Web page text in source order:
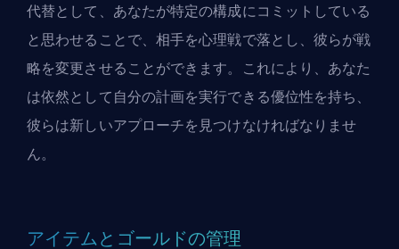
代替として、あなたが特定の構成にコミットしている
と思わせることで、相手を心理戦で落とし、彼らが戦
略を変更させることができます。これにより、あなた
は依然として自分の計画を実行できる優位性を持ち、
彼らは新しいアプローチを見つけなければなりませ
ん。
アイテムとゴールドの管理